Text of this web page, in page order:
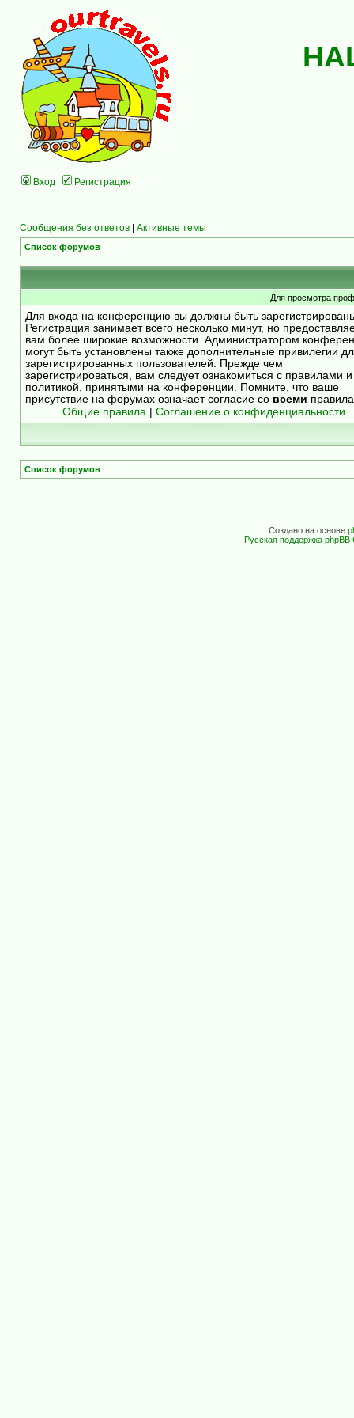
Вход Регистрация
Сообщения без ответов | Активные темы
Список форумов
Для просмотра
Для входа на конференцию вы должны быть
Регистрация занимает всего несколько минут, но
вам более широкие возможности. Администратором
могут быть установлены также дополнительные привилегии
зарегистрированных пользователей. Прежде чем
зарегистрироваться, вам следует ознакомиться с правилами и
политикой, принятыми на конференции. Помните, что ваше
присутствие на форумах означает согласие со всеми
Общие правила
Соглашение о конфиденциальности
Список форумов
Создано на основе
Русская поддержка phpBB